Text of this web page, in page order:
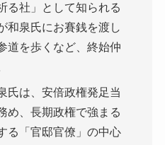
る社」として知られる
和泉氏にお賽銭を渡し
道を歩くなど、終始仲
氏は、安倍政権発足当
め、長期政権で強まる
る「官邸官僚」の中心